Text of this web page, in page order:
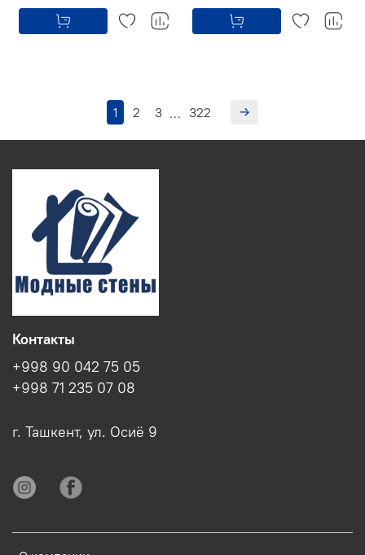
1 2 3 … 322
Контакты
+998 90 042 75 05
+998 71 235 07 08
г. Ташкент, ул. Осиё 9